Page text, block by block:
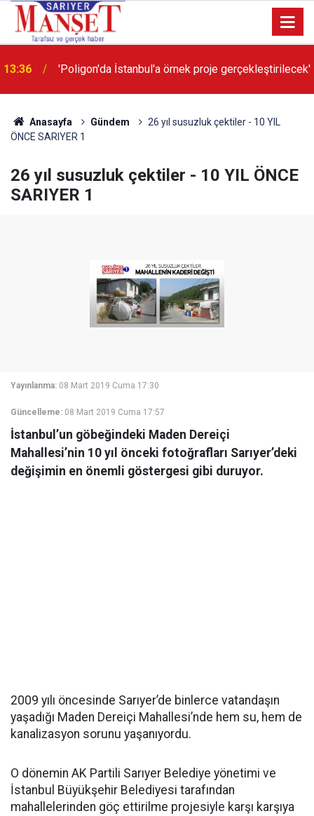
13:36 'Poligon'da İstanbul'a örnek proje gerçekleştirilecek'
Anasayfa Gündem
26 yıl susuzluk çektiler - 10 YIL
ÖNCE SARIYER 1
26 yıl susuzluk çektiler - 10 YIL ÖNCE
SARIYER 1
Yayınlanma: 08 Mart 2019 Cuma 17:30
Güncelleme: 08 Mart 2019 Cuma 17:57
İstanbul’un göbeğindeki Maden Dereiçi
Mahallesi’nin 10 yıl önceki fotoğrafları Sarıyer’deki
değişimin en önemli göstergesi gibi duruyor.
2009 yılı öncesinde Sarıyer’de binlerce vatandaşın
yaşadığı Maden Dereiçi Mahallesi’nde hem su, hem de
kanalizasyon sorunu yaşanıyordu.
O dönemin AK Partili Sarıyer Belediye yönetimi ve
İstanbul Büyükşehir Belediyesi tarafından
mahallelerinden göç ettirilme projesiyle karşı karşıya